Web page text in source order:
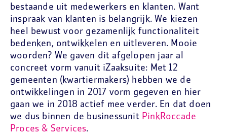
bestaande uit medewerkers en klanten. Want
inspraak van klanten is belangrijk. We kiezen
heel bewust voor gezamenlijk functionaliteit
bedenken, ontwikkelen en uitleveren. Mooie
woorden? We gaven dit afgelopen jaar al
concreet vorm vanuit iZaaksuite: Met 12
gemeenten (kwartiermakers) hebben we de
ontwikkelingen in 2017 vorm gegeven en hier
gaan we in 2018 actief mee verder. En dat doen
we dus binnen de businessunit PinkRoccade
Proces & Services.